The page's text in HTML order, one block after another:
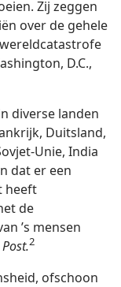
Zij zeggen
over de gehele
D.C.,
diverse landen
Duitsland,
Unie, India
dat er een
heeft
de
’s mensen
2
ofschoon